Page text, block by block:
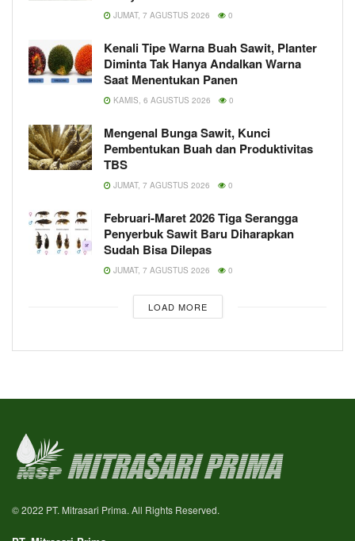
JUMAT, 7 AGUSTUS 2026 0
Kenali Tipe Warna Buah Sawit, Planter
Diminta Tak Hanya Andalkan Warna
Saat Menentukan Panen
KAMIS, 6 AGUSTUS 2026 0
Mengenal Bunga Sawit, Kunci
Pembentukan Buah dan Produktivitas
TBS
JUMAT, 7 AGUSTUS 2026 0
Februari-Maret 2026 Tiga Serangga
Penyerbuk Sawit Baru Diharapkan
Sudah Bisa Dilepas
JUMAT, 7 AGUSTUS 2026 0
LOAD MORE
© 2022 PT. Mitrasari Prima. All Rights Reserved.